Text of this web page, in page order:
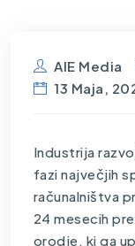
AIE Media
13 Maja,
Industrija
fazi največjih
računalništva
24 mesecih
orodje, ki ga